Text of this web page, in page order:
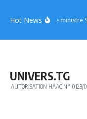
Hot NewsUFC : le ministre
UNIVERS.TG
AUTORISATION HAAC N° 0123/